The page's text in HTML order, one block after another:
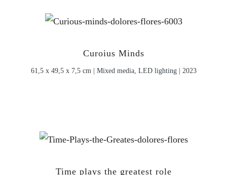
Curoius Minds
61,5 x 49,5 x 7,5 cm | Mixed media, LED lighting | 2023
Time plays the greatest role